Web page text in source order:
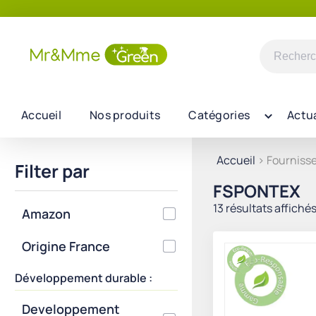
Recherche
Accueil Nos produits Catégories
Accueil >
FSPONTEX
13 résultats affichés
Filter par
Amazon
Origine France
Développement durable :
Developpement